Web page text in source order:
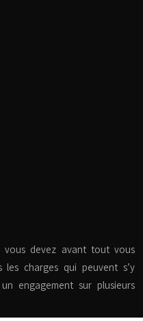
vous devez avant tout vous
charges qui peuvent s’y
engagement sur plusieurs